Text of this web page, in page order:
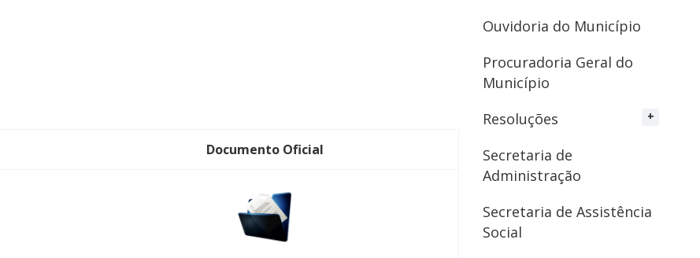
Documento Oficial
Ouvidoria do Município
Procuradoria Geral do
Município
Resoluções
Secretaria de
Administração
Secretaria de Assistência
Social